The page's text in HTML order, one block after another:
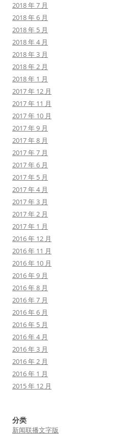
2018 年 7 月
2018 年 6 月
2018 年 5 月
2018 年 4 月
2018 年 3 月
2018 年 2 月
2018 年 1 月
2017 年 12 月
2017 年 11 月
2017 年 10 月
2017 年 9 月
2017 年 8 月
2017 年 7 月
2017 年 6 月
2017 年 5 月
2017 年 4 月
2017 年 3 月
2017 年 2 月
2017 年 1 月
2016 年 12 月
2016 年 11 月
2016 年 10 月
2016 年 9 月
2016 年 8 月
2016 年 7 月
2016 年 6 月
2016 年 5 月
2016 年 4 月
2016 年 3 月
2016 年 2 月
2016 年 1 月
2015 年 12 月
分类
新闻联播文字版